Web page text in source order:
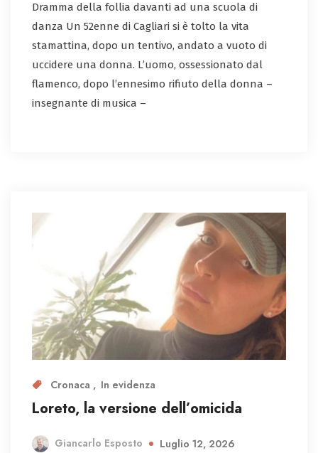
Dramma della follia davanti ad una scuola di
danza Un 52enne di Cagliari si è tolto la vita
stamattina, dopo un tentivo, andato a vuoto di
uccidere una donna. L’uomo, ossessionato dal
flamenco, dopo l’ennesimo rifiuto della donna –
insegnante di musica –
Cronaca In evidenza
Loreto, la versione dell’omicida
Giancarlo Esposto Luglio 12, 2026